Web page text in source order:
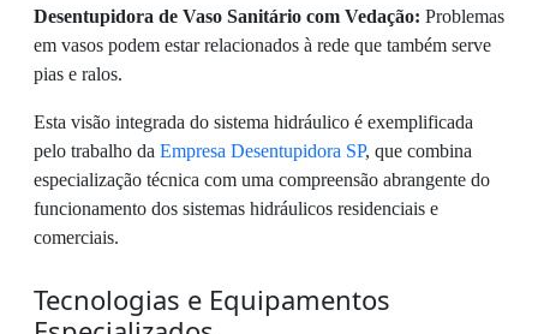
Desentupidora de Vaso Sanitário com Vedação: Problemas
em vasos podem estar relacionados à rede que também serve
pias e ralos.
Esta visão integrada do sistema hidráulico é exemplificada
pelo trabalho da Empresa Desentupidora SP, que combina
especialização técnica com uma compreensão abrangente do
funcionamento dos sistemas hidráulicos residenciais e
comerciais.
Tecnologias e Equipamentos